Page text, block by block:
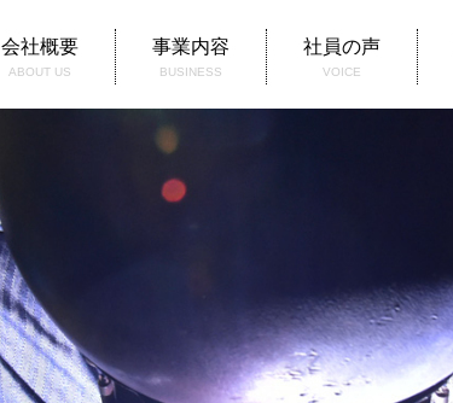
会社概要
ABOUT US
事業内容
BUSINESS
社員の声
VOICE